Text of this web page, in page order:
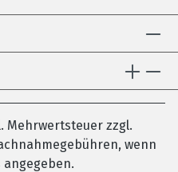
Mehrwertsteuer zzgl.
wenn